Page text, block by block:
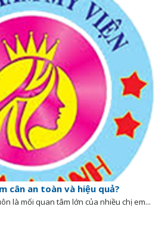
cân an toàn và hiệu quả?
là mối quan tâm lớn của nhiều chị em...